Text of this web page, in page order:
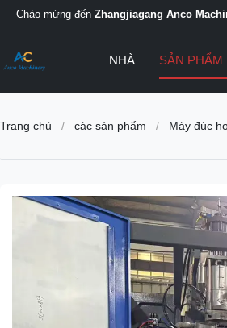
Chào mừng đến Zhangjiagang Anco
NHÀ SẢN PHẨM
Trang chủ / các sản phẩm / Máy đúc